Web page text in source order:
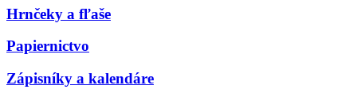
Hrnčeky a fľaše
Papiernictvo
Zápisníky a kalendáre